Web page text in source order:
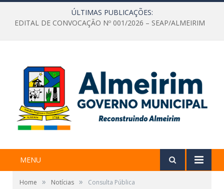
ÚLTIMAS PUBLICAÇÕES:
EDITAL DE CONVOCAÇÃO Nº 001/2026 – SEAP/ALMEIRIM
MENU
Home » Notícias » Consulta Pública